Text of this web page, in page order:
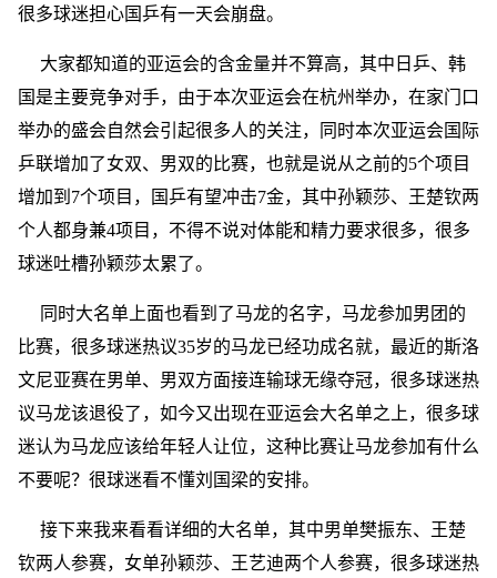
很多球迷担心国乒有一天会崩盘。
大家都知道的亚运会的含金量并不算高，其中日乒、韩
国是主要竞争对手，由于本次亚运会在杭州举办，在家门口
举办的盛会自然会引起很多人的关注，同时本次亚运会国际
乒联增加了女双、男双的比赛，也就是说从之前的5个项目
增加到7个项目，国乒有望冲击7金，其中孙颖莎、王楚钦两
个人都身兼4项目，不得不说对体能和精力要求很多，很多
球迷吐槽孙颖莎太累了。
同时大名单上面也看到了马龙的名字，马龙参加男团的
比赛，很多球迷热议35岁的马龙已经功成名就，最近的斯洛
文尼亚赛在男单、男双方面接连输球无缘夺冠，很多球迷热
议马龙该退役了，如今又出现在亚运会大名单之上，很多球
迷认为马龙应该给年轻人让位，这种比赛让马龙参加有什么
不要呢？很球迷看不懂刘国梁的安排。
接下来我来看看详细的大名单，其中男单樊振东、王楚
钦两人参赛，女单孙颖莎、王艺迪两个人参赛，很多球迷热